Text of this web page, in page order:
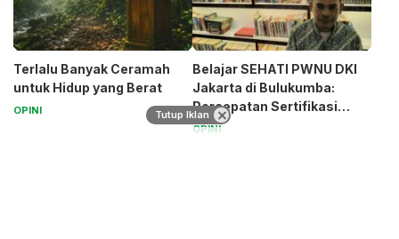
Terlalu Banyak Ceramah
untuk Hidup yang Berat
OPINI
Belajar SEHATI PWNU DKI
Jakarta di Bulukumba:
Percepatan Sertifikasi
Halal Bagi UMK
OPINI
Tutup Iklan